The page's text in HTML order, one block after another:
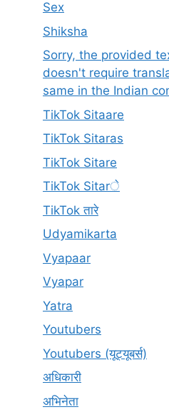
Sex
Shiksha
Sorry, the provided
doesn't require
same in the Indian
TikTok Sitaare
TikTok Sitaras
TikTok Sitare
TikTok Sitarे
TikTok तारे
Udyamikarta
Vyapaar
Vyapar
Yatra
Youtubers
Youtubers (यूट्यूबर्स)
अधिकारी
अभिनेता